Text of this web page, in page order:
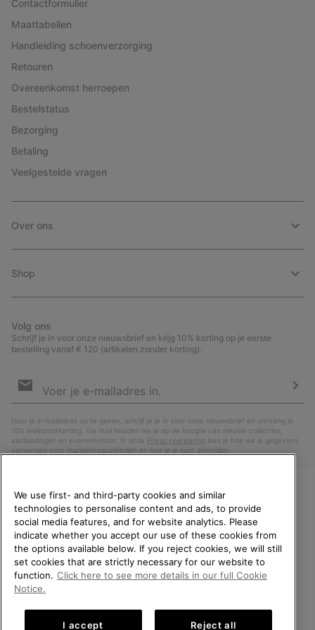
Contactformulier
Maattabellen
Handleiding schoenverzorging
Retouren
Overeenkomst herroepen
Bestelstatus
Bezorging
Betaling
Veelgestelde vragen
Over ons
Shop
Volg ons
Schrijf je in voor onze nieuwsbrief en krijg 10% korting op je eerste
bestelling vanaf € 120 (artikelen zonder korting).
voor
Door je e-mailadres op te geven, schrijf je je in voor onze nieuwsbrief en ontvang je
10% welkomstkorting. Via mail houden we je op de hoogte van nieuwe collecties,
aanbiedingen en evenementen. In onze Privacyverklaring lees je hoe we je gegevens
verwerken voor marketingdoeleinden en hoe je je kunt afmelden.
2026SOREL. All rights reserved.
WELKOM BIJ SOREL.
SELECTEER JE
VERZENDLOCATIE.
Online shoppen beschikbaar
We use first- and third-party cookies and similar
technologies to personalise content and ads, to provide
social media features, and for website analytics. Please
indicate whether you accept our use of these cookies from
the options available below. If you reject cookies, we will still
set cookies that are strictly necessary for our website to
function. Click here to see more details in our full Cookie
Notice.
I accept Reject all